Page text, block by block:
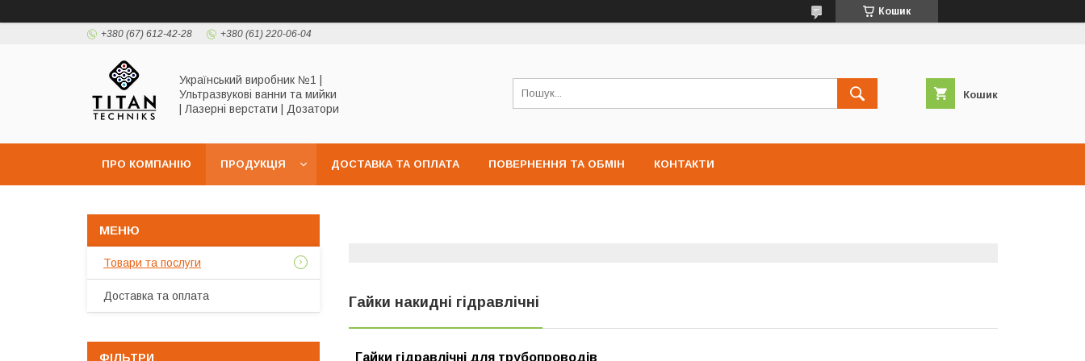
Кошик
+380 (67) 612-42-28 +380 (61) 220-06-04
Український виробник №1 |
Ультразвукові ванни та мийки
| Лазерні верстати | Дозатори
Кошик
ПРО КОМПАНІЮ ПРОДУКЦІЯ ДОСТАВКА ТА ОПЛАТА ПОВЕРНЕННЯ ТА ОБМІН КОНТАКТИ
Гайки накидні гідравлічні
Гайки гідравлічні для трубопроводів
Товари та послуги
Доставка та оплата
ФІЛЬТРИ